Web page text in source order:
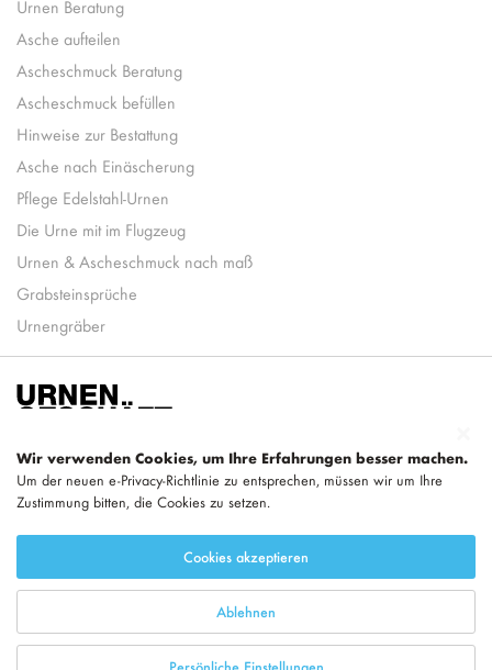
Urnen Beratung
Asche aufteilen
Ascheschmuck Beratung
Ascheschmuck befüllen
Hinweise zur Bestattung
Asche nach Einäscherung
Pflege Edelstahl-Urnen
Die Urne mit im Flugzeug
Urnen & Ascheschmuck nach maß
Grabsteinsprüche
Urnengräber
Wir verwenden Cookies, um Ihre Erfahrungen besser machen.
Um der neuen e-Privacy-Richtlinie zu entsprechen, müssen wir um Ihre
Zustimmung bitten, die Cookies zu setzen.
Cookies akzeptieren
Ablehnen